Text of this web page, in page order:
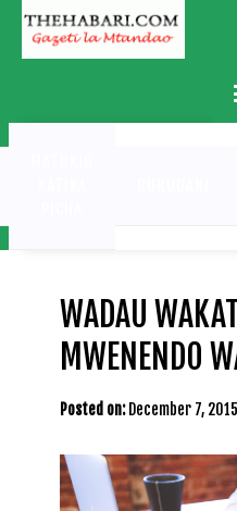
Skip
content
WADAU
MWENENDO
Posted on: December 7, 2015